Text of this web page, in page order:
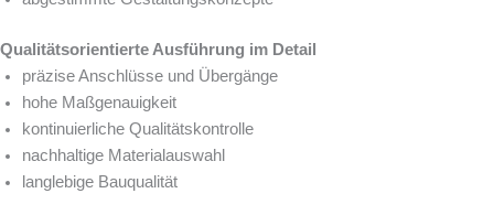
Qualitätsorientierte Ausführung im Detail
präzise Anschlüsse und Übergänge
hohe Maßgenauigkeit
kontinuierliche Qualitätskontrolle
nachhaltige Materialauswahl
langlebige Bauqualität